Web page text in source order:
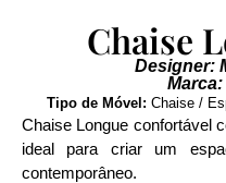
Chaise
Designer:
Tipo de Móvel: Chaise /
Chaise Longue confortável
ideal para criar um
contemporâneo.